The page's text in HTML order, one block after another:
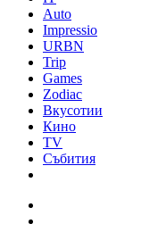
Auto
Impressio
URBN
Trip
Games
Zodiac
Вкусотии
Кино
TV
Събития